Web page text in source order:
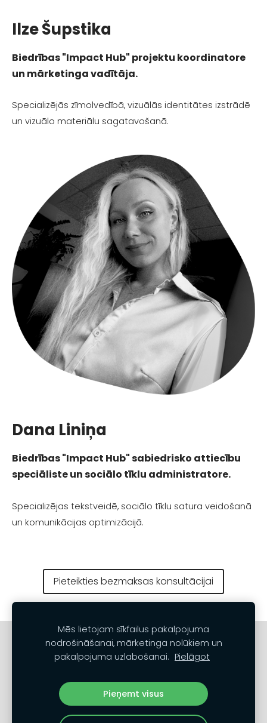
Ilze Šupstika
Biedrības "Impact Hub" projektu koordinatore
un mārketinga vadītāja.
Specializējās zīmolvedībā, vizuālās identitātes izstrādē
un vizuālo materiālu sagatavošanā.
Dana Liniņa
Biedrības "Impact Hub" sabiedrisko attiecību
speciāliste un sociālo tīklu administratore.
Specializējas tekstveidē, sociālo tīklu satura veidošanā
un komunikācijas optimizācijā.
Pieteikties bezmaksas konsultācijai
Sazinies
Noteikumi un nosacījumi
Privātuma politika
Sīkdatnes
Mēs lietojam sīkfailus pakalpojuma
nodrošināšanai, mārketinga nolūkiem un
pakalpojuma uzlabošanai. Pielāgot
Pieņemt visus